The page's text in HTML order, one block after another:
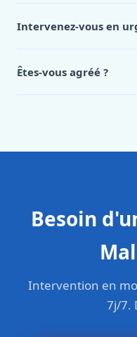
Malempre, appelez le
Intervenez-vous en
Êtes-vous agréé ?
Besoin
Intervention en
7j/7.